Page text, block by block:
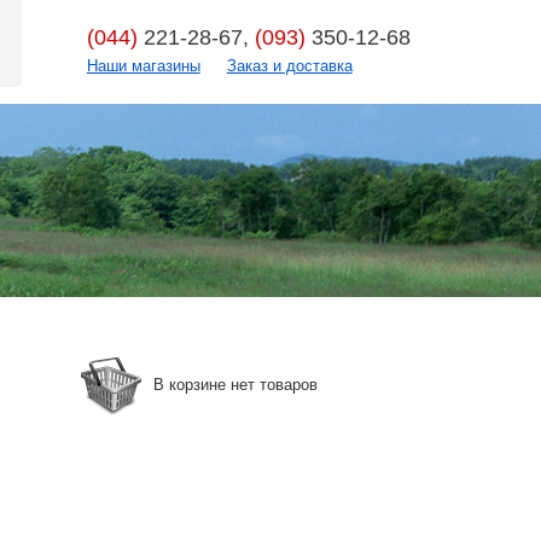
(044) 221-28-67, (093) 350-12-68
Наши магазины Заказ и доставка
В корзине нет товаров